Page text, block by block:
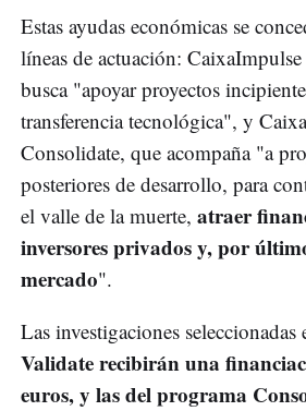
Estas ayudas económicas se
líneas de actuación:
busca "apoyar proyectos
transferencia tecnológica", y
Consolidate, que acompaña "a
posteriores de desarrollo, para
el valle de la muerte, atraer
inversores privados y, por
mercado".
Las investigaciones
Validate recibirán una
euros, y las del programa